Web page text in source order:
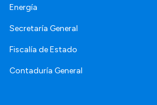
Energía
Secretaría General
Fiscalía de Estado
Contaduría General